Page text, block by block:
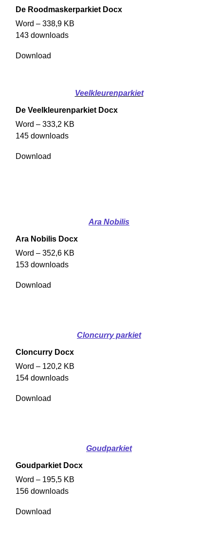
De Roodmaskerparkiet Docx
Word – 338,9 KB
143 downloads
Download
Veelkleurenparkiet
De Veelkleurenparkiet Docx
Word – 333,2 KB
145 downloads
Download
Ara Nobilis
Ara Nobilis Docx
Word – 352,6 KB
153 downloads
Download
Cloncurry parkiet
Cloncurry Docx
Word – 120,2 KB
154 downloads
Download
Goudparkiet
Goudparkiet Docx
Word – 195,5 KB
156 downloads
Download